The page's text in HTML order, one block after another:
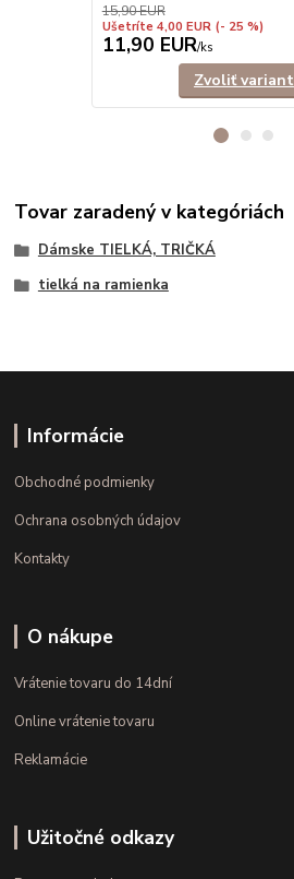
15,90 EUR
Ušetríte 4,00 EUR (- 25 %)
11,90 EUR/ks
Zvoliť variant
Tovar zaradený v kategóriách
Dámske TIELKÁ, TRIČKÁ
tielká na ramienka
Informácie
Obchodné podmienky
Ochrana osobných údajov
Kontakty
O nákupe
Vrátenie tovaru do 14dní
Online vrátenie tovaru
Reklamácie
Užitočné odkazy